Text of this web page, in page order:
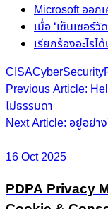
Microsoft ออก
เมื่อ ‘เซ็นเซอร์
เรียกร้องอะไร
CISACyberSecurity
Post
navigation
Previous Article:
ไม่ธรรมดา
Next Article: อยู่อย่า
16 Oct 2025
PDPA Privacy